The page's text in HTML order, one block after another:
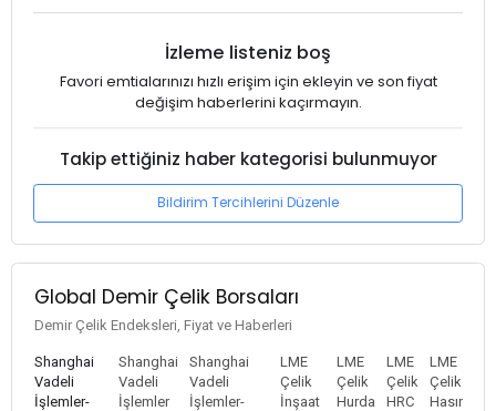
İzleme listeniz boş
Favori emtialarınızı hızlı erişim için ekleyin ve son fiyat
değişim haberlerini kaçırmayın.
Takip ettiğiniz haber kategorisi bulunmuyor
Bildirim Tercihlerini Düzenle
Global Demir Çelik Borsaları
Demir Çelik Endeksleri, Fiyat ve Haberleri
Shanghai
Vadeli
İşlemler-
Shanghai
Vadeli
İşlemler
Shanghai
Vadeli
İşlemler-
LME
Çelik
İnşaat
LME
Çelik
Hurda
LME
Çelik
HRC
LME
Çelik
Hasır